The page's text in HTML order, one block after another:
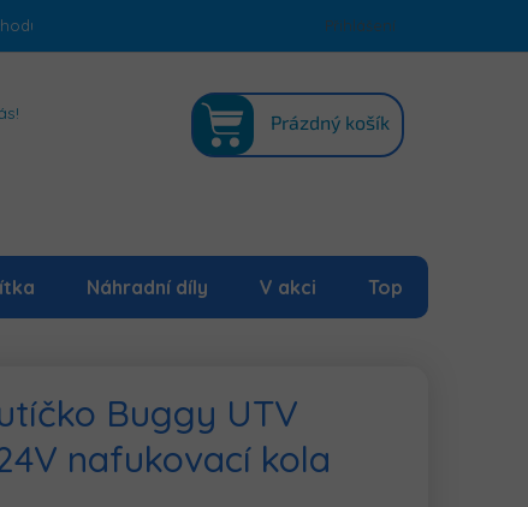
Podmínky ochrany osobních údajů Mapa serveru
Přihlášení
KOŠÍK
Prázdný košík
Náhradní díly V akci Top
Buggy UTV
nafukovací kola